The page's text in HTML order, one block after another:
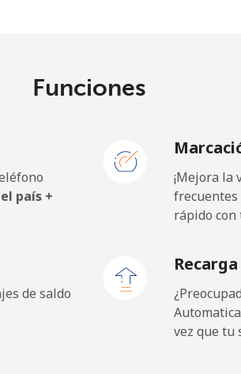
277 min por
13 min por ⁦$5⁩
Funciones
país +
¡Mejora la
frecuentes
rápido con
de saldo
vez que tu